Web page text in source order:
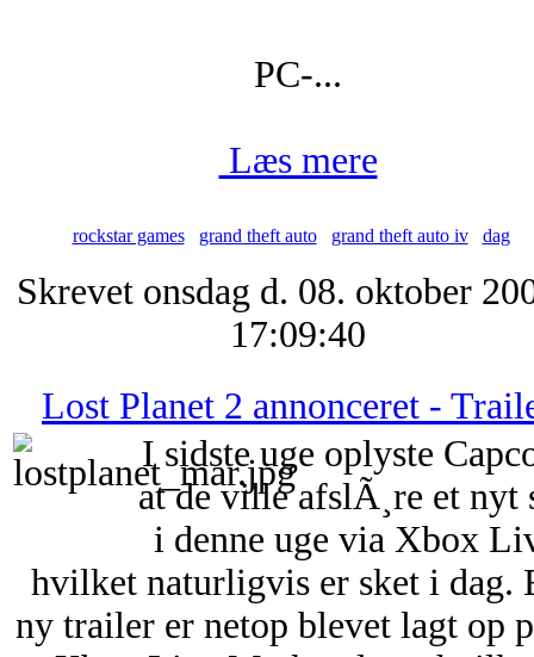
PC-...
Læs mere
rockstar games grand theft auto grand theft auto iv dag
Skrevet onsdag d. 08. oktober
17:09:40
Lost Planet 2 annonceret -
I sidste uge oplyste
at de ville afslÃ¸re et nyt
i denne uge via Xbox
hvilket naturligvis er sket i dag.
ny trailer er netop blevet lagt op